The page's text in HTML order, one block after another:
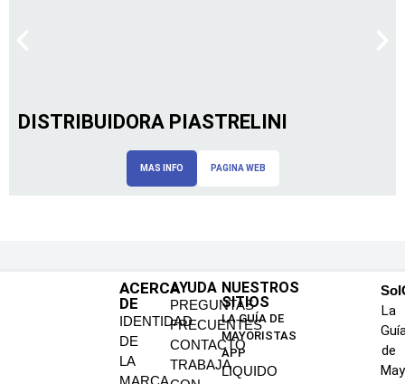
DISTRIBUIDORA PIASTRELINI
MAS INFO PAGINA WEB
ACERCA
DE
IDENTIDAD
DE
LA
MARCA
AYUDA
PREGUNTAS
FRECUENTES
CONTACTO
TRABAJA
NUESTROS
SITIOS
LA GUÍA DE
MAYORISTAS
APP
LIQUIDO
La
de